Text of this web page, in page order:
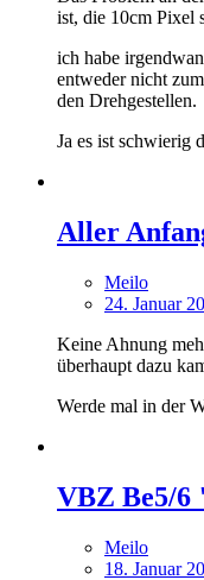
ist, die 10cm Pixel
ich habe
entweder nicht
den Drehgestellen.
Ja es ist schwierig
Aller
Meilo
24. Januar
Keine Ahnung
überhaupt dazu
Werde mal in der
VBZ Be5/
Meilo
18. Januar